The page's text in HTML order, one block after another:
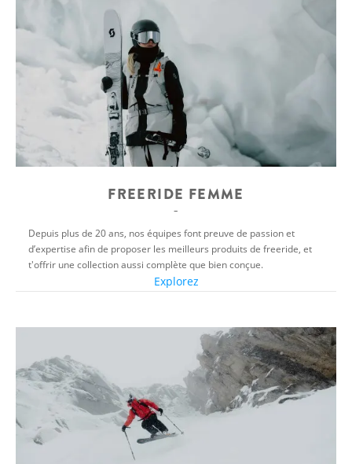
FREERIDE FEMME
Depuis plus de 20 ans, nos équipes font preuve de passion et
d’expertise afin de proposer les meilleurs produits de freeride, et
t'offrir une collection aussi complète que bien conçue.
Explorez